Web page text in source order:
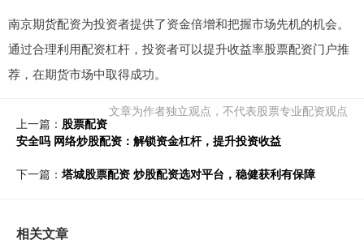
南京期货配资为投资者提供了资金倍增和把握市场先机的机会。
通过合理利用配资杠杆，投资者可以提升收益率股票配资门户推
荐，在期货市场中取得成功。
文章为作者独立观点，不代表股票专业配资观点
上一篇： 股票配资
安全吗 网络炒股配资：解锁资金杠杆，提升投资收益
下一篇： 塔城股票配资 炒股配资选对平台，稳健获利有保障
相关文章